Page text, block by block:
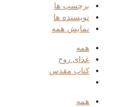
برچسب ها
نویسنده ها
نمایش همه
همه
غذای روح
کتاب مقدس
همه